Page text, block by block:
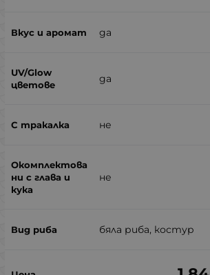
да
да
не
не
бяла риба, костур